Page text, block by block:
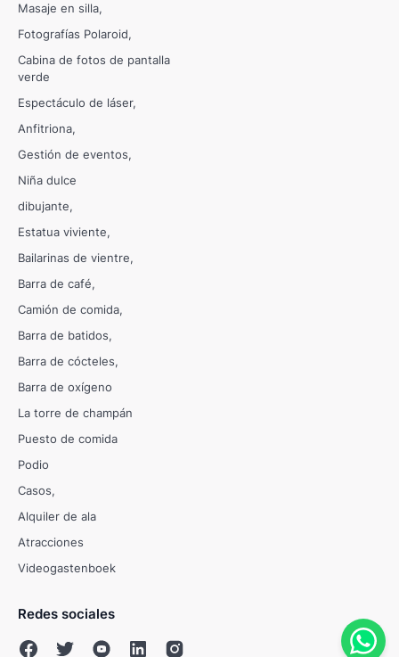
Masaje en silla
Fotografías Polaroid
Cabina de fotos de pantalla
verde
Espectáculo de láser
Anfitriona
Gestión de eventos
Niña dulce
dibujante
Estatua viviente
Bailarinas de vientre
Barra de café
Camión de comida
Barra de batidos
Barra de cócteles
Barra de oxígeno
La torre de champán
Puesto de comida
Podio
Casos
Alquiler de ala
Atracciones
Videogastenboek
Redes sociales